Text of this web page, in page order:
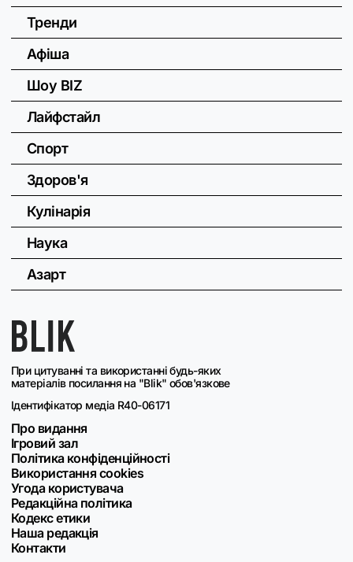
При цитуванні та використанні будь-яких
матеріалів посилання на "Blik" обов'язкове
Ідентифікатор медіа R40-06171
Про видання
Ігровий зал
Політика конфіденційності
Використання cookies
Угода користувача
Редакційна політика
Кодекс етики
Наша редакція
Контакти
Тренди
Афіша
Шоу BIZ
Лайфстайл
Спорт
Здоров'я
Кулінарія
Наука
Азарт